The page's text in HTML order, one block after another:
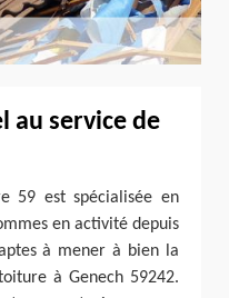
au service de
59 est spécialisée en
en activité depuis
à mener à bien la
à Genech 59242.